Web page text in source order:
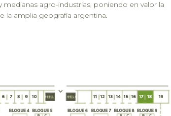
agro-industrias, poniendo en valor la
la amplia geografía argentina.